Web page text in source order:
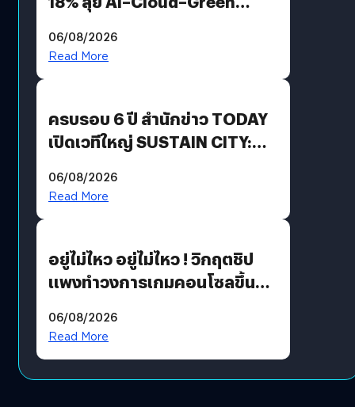
Revenue เร่งเครื่อง New
06/08/2026
Read More
ครบรอบ 6 ปี สำนักข่าว TODAY
เปิดเวทีใหญ่ SUSTAIN CITY:
แนวทางปรับตัวสู่เศรษฐกิจสี
06/08/2026
Read More
อยู่ไม่ไหว อยู่ไม่ไหว ! วิกฤตชิป
แพงทำวงการเกมคอนโซลขึ้น
?
06/08/2026
Read More